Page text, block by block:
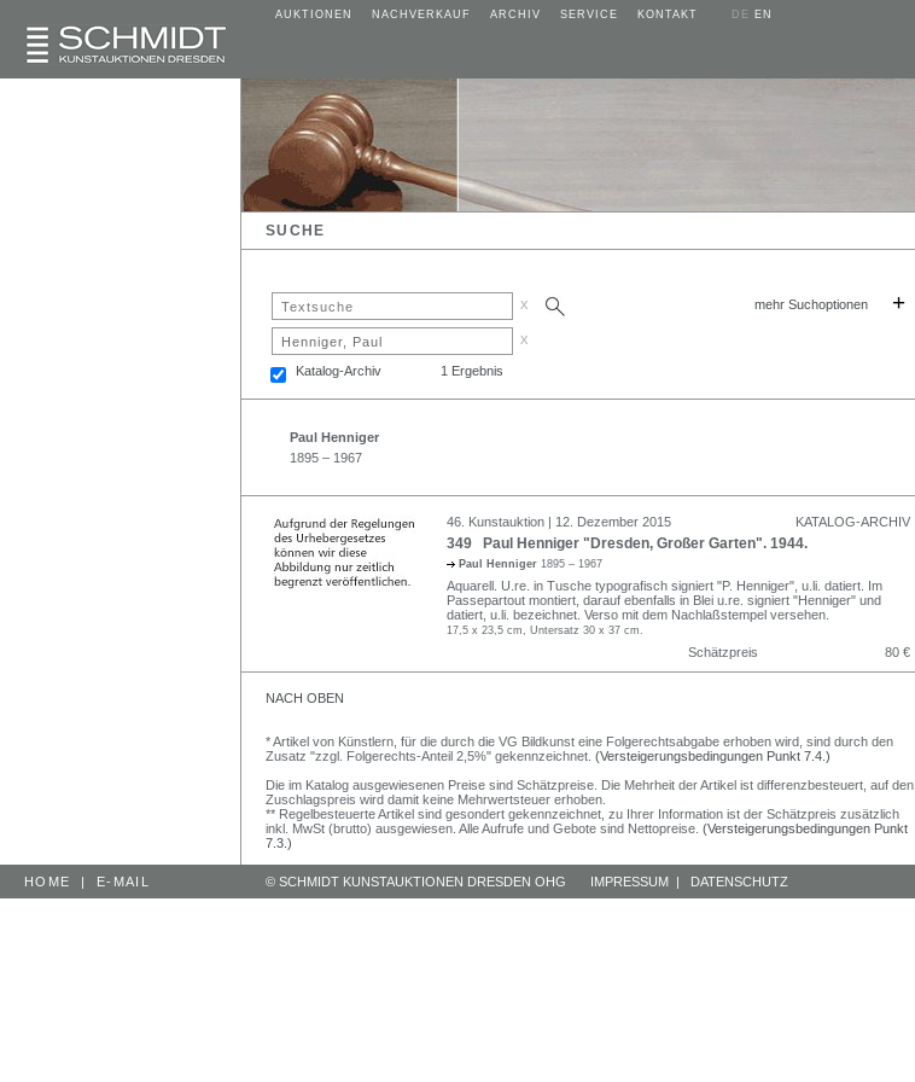
AUKTIONEN NACHVERKAUF ARCHIV SERVICE KONTAKT DE EN
SUCHE
x mehr Suchoptionen +
x
Katalog-Archiv 1 Ergebnis
Paul Henniger
1895 – 1967
46. Kunstauktion | 12. Dezember 2015 KATALOG-ARCHIV
349 Paul Henniger "Dresden, Großer Garten". 1944.
Paul Henniger 1895 – 1967
Aquarell. U.re. in Tusche typografisch signiert "P. Henniger", u.li. datiert. Im
Passepartout montiert, darauf ebenfalls in Blei u.re. signiert "Henniger" und
datiert, u.li. bezeichnet. Verso mit dem Nachlaßstempel versehen.
17,5 x 23,5 cm, Untersatz 30 x 37 cm.
Schätzpreis 80 €
NACH OBEN
* Artikel von Künstlern, für die durch die VG Bildkunst eine Folgerechtsabgabe erhoben wird, sind durch den
Zusatz "zzgl. Folgerechts-Anteil 2,5%" gekennzeichnet. (Versteigerungsbedingungen Punkt 7.4.)
Die im Katalog ausgewiesenen Preise sind Schätzpreise. Die Mehrheit der Artikel ist differenzbesteuert, auf den
Zuschlagspreis wird damit keine Mehrwertsteuer erhoben.
** Regelbesteuerte Artikel sind gesondert gekennzeichnet, zu Ihrer Information ist der Schätzpreis zusätzlich
inkl. MwSt (brutto) ausgewiesen. Alle Aufrufe und Gebote sind Nettopreise. (Versteigerungsbedingungen Punkt
7.3.)
HOME | E-MAIL © SCHMIDT KUNSTAUKTIONEN DRESDEN OHG IMPRESSUM | DATENSCHUTZ